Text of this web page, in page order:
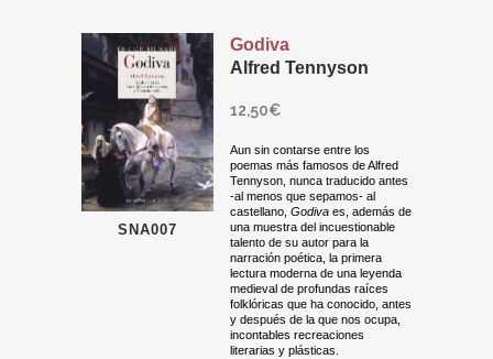
SNA007
Godiva
Alfred Tennyson
12,50€
Aun sin contarse entre los
poemas más famosos de Alfred
Tennyson, nunca traducido antes
-al menos que sepamos- al
castellano, Godiva es, además de
una muestra del incuestionable
talento de su autor para la
narración poética, la primera
lectura moderna de una leyenda
medieval de profundas raíces
folklóricas que ha conocido, antes
y después de la que nos ocupa,
incontables recreaciones
literarias y plásticas.